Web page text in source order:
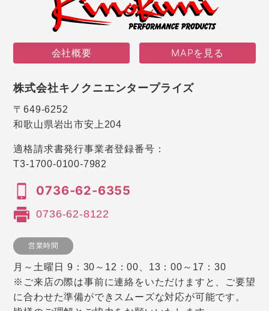
会社概要 MAPを見る
株式会社キノクニエンタープライズ
〒649-6252
和歌山県岩出市安上204
適格請求書発行事業者登録番号：
T3-1700-0100-7982
0736-62-6355
0736-62-8122
営業時間
月～土曜日 9：30～12：00、13：00～17：30
※ご来店の際は事前に連絡をいただけますと、ご要望
に合わせた準備ができスムーズな対応が可能です。